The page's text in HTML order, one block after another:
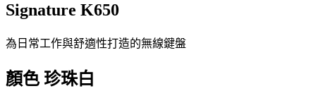
Signature K650
為日常工作與舒適性打造的無線鍵盤
顏色 珍珠白